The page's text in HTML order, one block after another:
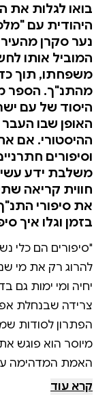
בואו לגלות את
היהודית עם
נער סקרן מהעיר
המוביל אותו
משפחתו, תוך
מהתנ"ך. הספר
היסוד של עם
האופן שבו העבר
ההיסטורי. אם
וסיפורים
משלבת ידע
חווית קריאה
את סיפורי
בזמן וגלו איך
"סיפורים הם כלי
להרוג רק את מי
יחיה ומי ימות גם
צרידה שבנחלת
הפתרון לסודות
מיוסר הוא פוגש
האמת המדהימה
בהמשך מתחבר
קרא עוד